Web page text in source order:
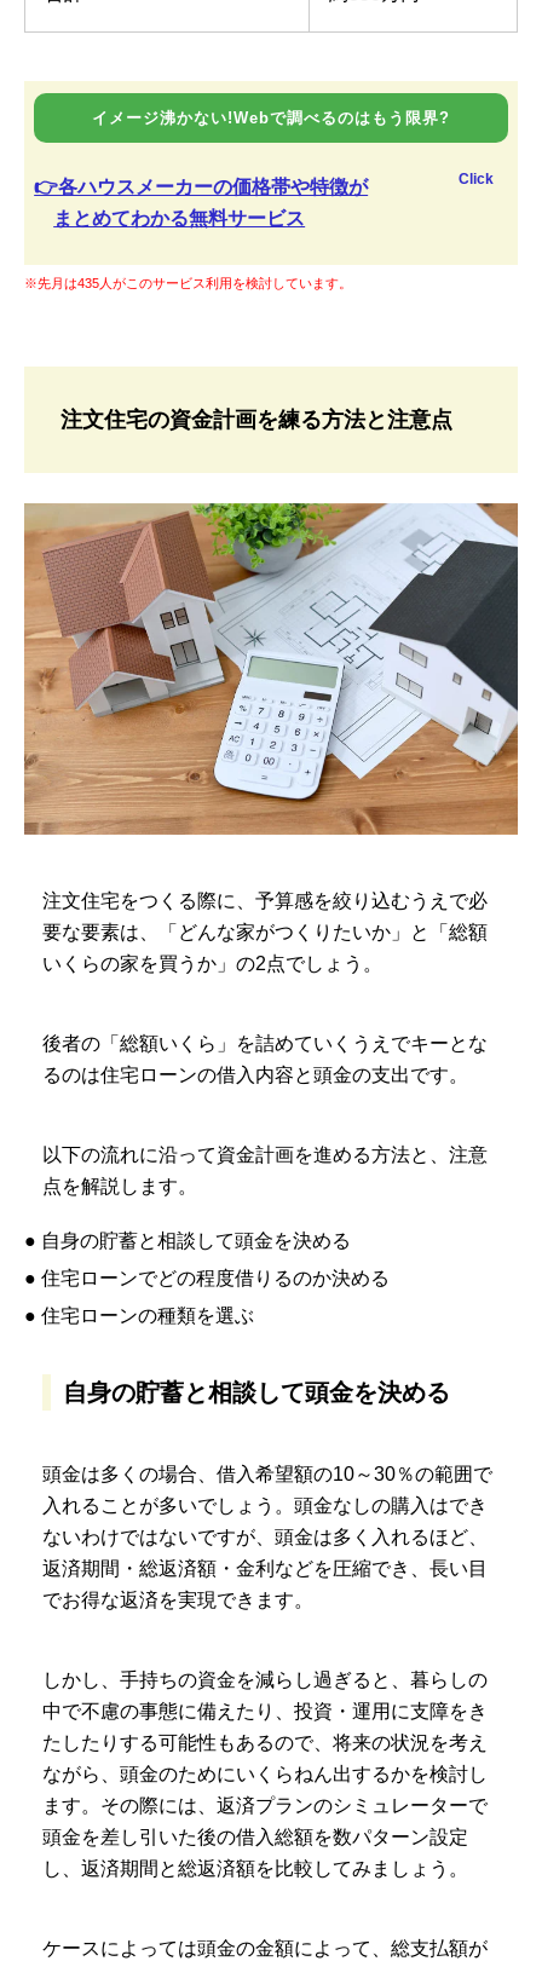
イメージ沸かない!Webで調べるのはもう限界?
👉各ハウスメーカーの価格帯や特徴が
まとめてわかる無料サービス
Click
※先月は435人がこのサービス利用を検討しています。
注文住宅の資金計画を練る方法と注意点
注文住宅をつくる際に、予算感を絞り込むうえで必
要な要素は、「どんな家がつくりたいか」と「総額
いくらの家を買うか」の2点でしょう。
後者の「総額いくら」を詰めていくうえでキーとな
るのは住宅ローンの借入内容と頭金の支出です。
以下の流れに沿って資金計画を進める方法と、注意
点を解説します。
● 自身の貯蓄と相談して頭金を決める
● 住宅ローンでどの程度借りるのか決める
● 住宅ローンの種類を選ぶ
自身の貯蓄と相談して頭金を決める
頭金は多くの場合、借入希望額の10～30％の範囲で
入れることが多いでしょう。頭金なしの購入はでき
ないわけではないですが、頭金は多く入れるほど、
返済期間・総返済額・金利などを圧縮でき、長い目
でお得な返済を実現できます。
しかし、手持ちの資金を減らし過ぎると、暮らしの
中で不慮の事態に備えたり、投資・運用に支障をき
たしたりする可能性もあるので、将来の状況を考え
ながら、頭金のためにいくらねん出するかを検討し
ます。その際には、返済プランのシミュレーターで
頭金を差し引いた後の借入総額を数パターン設定
し、返済期間と総返済額を比較してみましょう。
ケースによっては頭金の金額によって、総支払額が